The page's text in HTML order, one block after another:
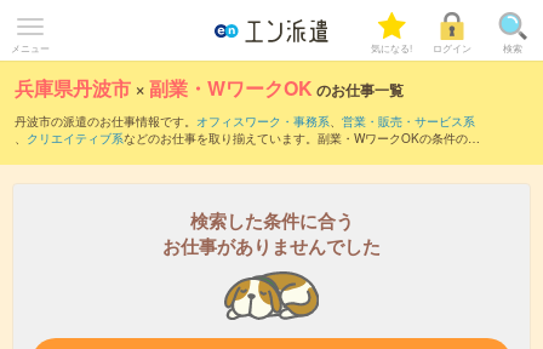
メニュー 気になる! ログイン 検索
兵庫県丹波市 ×副業・WワークOK のお仕事一覧
丹波市の派遣のお仕事情報です。 オフィスワーク・事務系、 営業・販売・サービス系
、 クリエイティブ系などのお仕事を取り揃えています。副業・WワークOKの条件の他
検索した条件に合う
お仕事がありませんでした